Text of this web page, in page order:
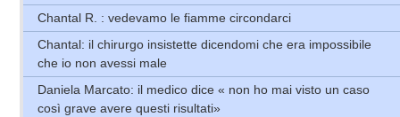
Chantal R. : vedevamo le fiamme circondarci
Chantal: il chirurgo insistette dicendomi che era impossibile
che io non avessi male
Daniela Marcato: il medico dice « non ho mai visto un caso
così grave avere questi risultati»